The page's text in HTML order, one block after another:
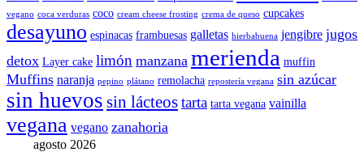
vegano coca verduras coco cream cheese frosting crema de queso cupcakes
desayuno espinacas frambuesas galletas hierbabuena jengibre jugos
detox Layer cake limón manzana merienda muffin
Muffins naranja pepino plátano remolacha repostería vegana sin azúcar
sin huevos sin lácteostarta tarta vegana vainilla
vegana vegano zanahoria
agosto 2026